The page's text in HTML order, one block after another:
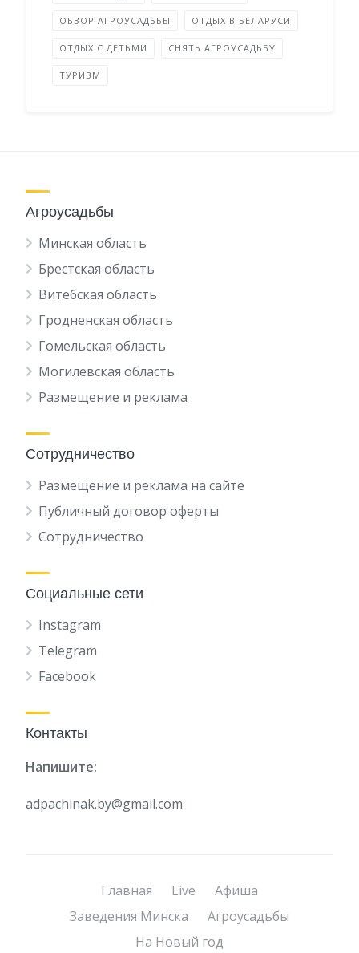
ОБЗОР АГРОУСАДЬБЫ ОТДЫХ В БЕЛАРУСИ
ОТДЫХ С ДЕТЬМИ СНЯТЬ АГРОУСАДЬБУ
ТУРИЗМ
Агроусадьбы
Минская область
Брестская область
Витебская область
Гродненская область
Гомельская область
Могилевская область
Размещение и реклама
Сотрудничество
Размещение и реклама на сайте
Публичный договор оферты
Сотрудничество
Социальные сети
Instagram
Telegram
Facebook
Контакты
Напишите:
adpachinak.by@gmail.com
Главная Live
Афиша
Заведения Минска
Агроусадьбы
На Новый год